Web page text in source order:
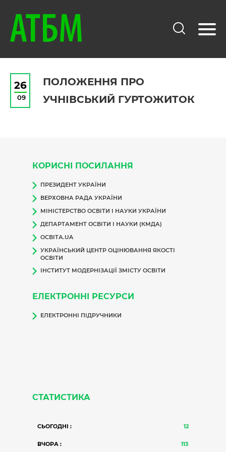
26
09
ПОЛОЖЕННЯ ПРО
УЧНІВСЬКИЙ ГУРТОЖИТОК
КОРИСНІ ПОСИЛАННЯ
ПРЕЗИДЕНТ УКРАЇНИ
ВЕРХОВНА РАДА УКРАЇНИ
МІНІСТЕРСТВО ОСВІТИ І НАУКИ УКРАЇНИ
ДЕПАРТАМЕНТ ОСВІТИ І НАУКИ (КМДА)
ОСВІТА.UA
УКРАЇНСЬКИЙ ЦЕНТР ОЦІНЮВАННЯ ЯКОСТІ
ОСВІТИ
ІНСТИТУТ МОДЕРНІЗАЦІЇ ЗМІСТУ ОСВІТИ
ЕЛЕКТРОННІ РЕСУРСИ
ЕЛЕКТРОННІ ПІДРУЧНИКИ
СТАТИСТИКА
СЬОГОДНІ : 12
ВЧОРА : 113